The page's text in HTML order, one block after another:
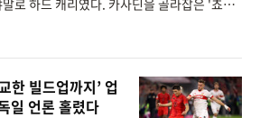
로 하드 캐리였다. 카사딘을 골라잡은 '쵸비'
한 빌드업까지’ 업
일 언론 홀렸다